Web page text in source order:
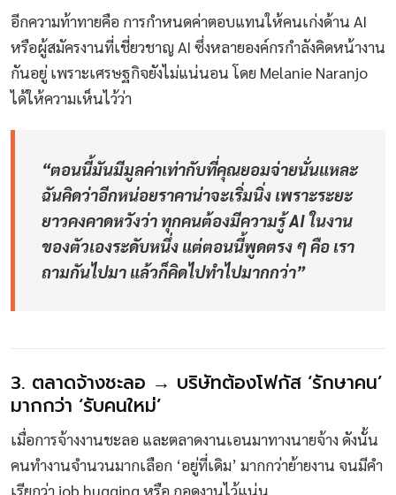
อีกความท้าทายคือ การกำหนดค่าตอบแทนให้คนเก่งด้าน AI
หรือผู้สมัครงานที่เชี่ยวชาญ AI ซึ่งหลายองค์กรกำลังคิดหน้างาน
กันอยู่ เพราะเศรษฐกิจยังไม่แน่นอน โดย Melanie Naranjo
ได้ให้ความเห็นไว้ว่า
“ตอนนี้มันมีมูลค่าเท่ากับที่คุณยอมจ่ายนั่นแหละ
ฉันคิดว่าอีกหน่อยราคาน่าจะเริ่มนิ่ง เพราะระยะ
ยาวคงคาดหวังว่า ทุกคนต้องมีความรู้ AI ในงาน
ของตัวเองระดับหนึ่ง แต่ตอนนี้พูดตรง ๆ คือ เรา
ถามกันไปมา แล้วก็คิดไปทำไปมากกว่า”
3. ตลาดจ้างชะลอ → บริษัทต้องโฟกัส ‘รักษาคน’
มากกว่า ‘รับคนใหม่’
เมื่อการจ้างงานชะลอ และตลาดงานเอนมาทางนายจ้าง ดังนั้น
คนทำงานจำนวนมากเลือก ‘อยู่ที่เดิม’ มากกว่าย้ายงาน จนมีคำ
เรียกว่า job hugging หรือ กอดงานไว้แน่น